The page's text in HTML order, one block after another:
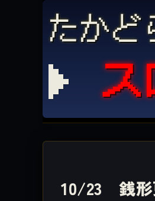
たかど
ス
10/23 銭形